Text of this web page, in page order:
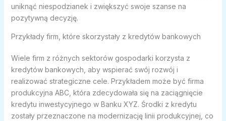
uniknąć niespodzianek i zwiększyć swoje szanse na
pozytywną decyzję.
Przykłady firm, które skorzystały z kredytów bankowych
Wiele firm z różnych sektorów gospodarki korzysta z
kredytów bankowych, aby wspierać swój rozwój i
realizować strategiczne cele. Przykładem może być firma
produkcyjna ABC, która zdecydowała się na zaciągnięcie
kredytu inwestycyjnego w Banku XYZ. Środki z kredytu
zostały przeznaczone na modernizację linii produkcyjnej, co